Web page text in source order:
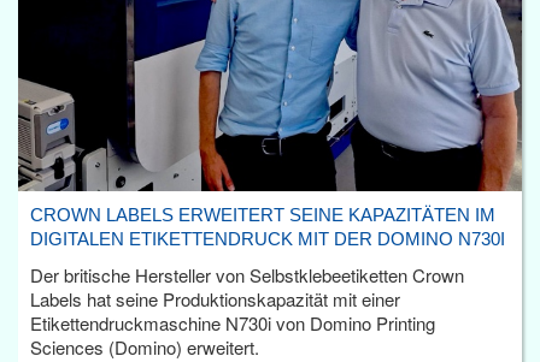
CROWN LABELS ERWEITERT SEINE KAPAZITÄTEN IM
DIGITALEN ETIKETTENDRUCK MIT DER DOMINO N730I
Der britische Hersteller von Selbstklebeetiketten Crown
Labels hat seine Produktionskapazität mit einer
Etikettendruckmaschine N730i von Domino Printing
Sciences (Domino) erweitert.